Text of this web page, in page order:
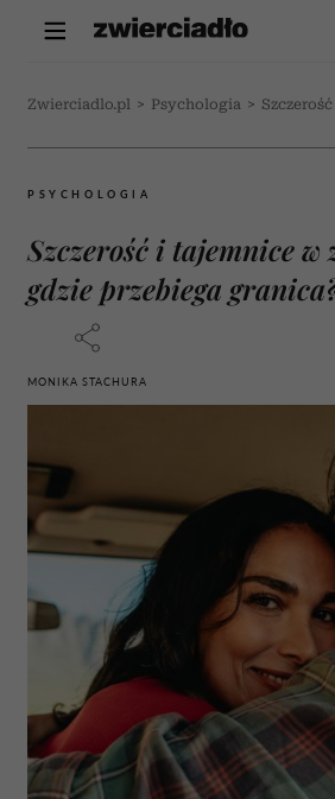
Zwierciadlo.pl > Psychologia >
PSYCHOLOGIA
Szczerość i tajemnice w
gdzie przebiega
MONIKA STACHURA